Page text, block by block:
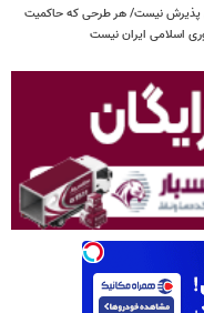
پذیرش نیست/ هر طرحی که حاکمیت
اسلامی ایران نیست